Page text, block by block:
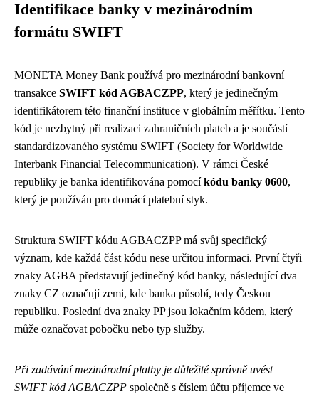
Identifikace banky v mezinárodním
formátu SWIFT
MONETA Money Bank používá pro mezinárodní bankovní
transakce SWIFT kód AGBACZPP, který je jedinečným
identifikátorem této finanční instituce v globálním měřítku. Tento
kód je nezbytný při realizaci zahraničních plateb a je součástí
standardizovaného systému SWIFT (Society for Worldwide
Interbank Financial Telecommunication). V rámci České
republiky je banka identifikována pomocíkódu banky 0600,
který je používán pro domácí platební styk.
Struktura SWIFT kódu AGBACZPP má svůj specifický
význam, kde každá část kódu nese určitou informaci. První čtyři
znaky AGBA představují jedinečný kód banky, následující dva
znaky CZ označují zemi, kde banka působí, tedy Českou
republiku. Poslední dva znaky PP jsou lokačním kódem, který
může označovat pobočku nebo typ služby.
Při zadávání mezinárodní platby je důležité správně uvést
SWIFT kód AGBACZPP společně s číslem účtu příjemce ve